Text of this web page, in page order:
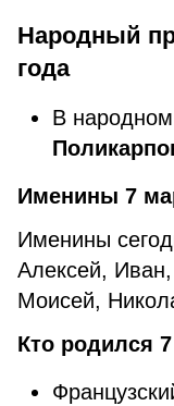
Народный
года
В
Именины 7
Именины
Алексей,
Моисей,
Кто родился